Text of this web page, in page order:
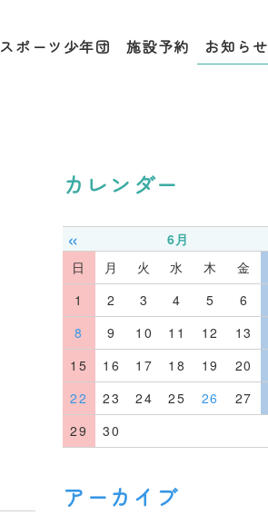
スポーツ少年団 施設予約 お知らせ
カレンダー
« 6月
日 月 火 水 木 金
1
2 3 4 5 6
8
9 10 11 12 13
15
16 17 18 19 20
22
23 24 25 26 27
29
30
アーカイブ